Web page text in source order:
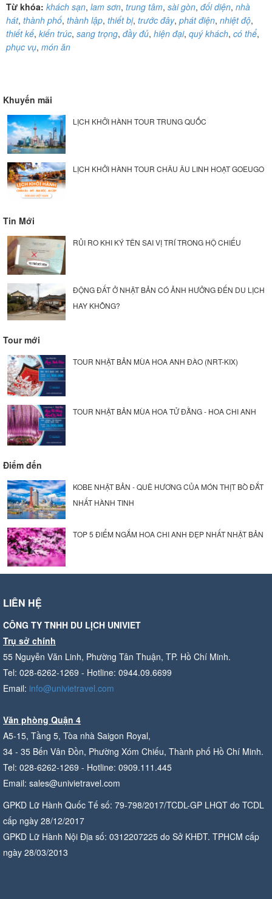
Từ khóa: khách sạn, lam sơn, trung tâm, sài gòn, đối diện, nhà
hát, thành phố, thành lập, thiết bị, trước đây, phát điện, nhiệt độ,
thiết kế, kiến trúc, sang trọng, đầy đủ, hiện đại, quý khách, có thể,
phục vụ, món ăn
Khuyến mãi
LỊCH KHỞI HÀNH TOUR TRUNG QUỐC
LỊCH KHỞI HÀNH TOUR CHÂU ÂU LINH HOẠT GOEUGO
Tin Mới
RỦI RO KHI KÝ TÊN SAI VỊ TRÍ TRONG HỘ CHIẾU
ĐỘNG ĐẤT Ở NHẬT BẢN CÓ ẢNH HƯỞNG ĐẾN DU LỊCH
HAY KHÔNG?
Tour mới
TOUR NHẬT BẢN MÙA HOA ANH ĐÀO (NRT-KIX)
TOUR NHẬT BẢN MÙA HOA TỬ ĐẰNG - HOA CHI ANH
Điểm đến
KOBE NHẬT BẢN - QUÊ HƯƠNG CỦA MÓN THỊT BÒ ĐẮT
NHẤT HÀNH TINH
TOP 5 ĐIỂM NGẮM HOA CHI ANH ĐẸP NHẤT NHẬT BẢN
LIÊN HỆ
CÔNG TY TNHH DU LỊCH UNIVIET
Trụ sở chính
55 Nguyễn Văn Linh, Phường Tân Thuận, TP. Hồ Chí Minh.
Tel: 028-6262-1269 - Hotline: 0944.09.6699
Email: info@univietravel.com
Văn phòng Quận 4
A5-15, Tầng 5, Tòa nhà Saigon Royal,
34 - 35 Bến Vân Đồn, Phường Xóm Chiếu, Thành phố Hồ Chí Minh.
Tel: 028-6262-1269 - Hotline: 0909.111.445
Email: sales@univietravel.com
GPKD Lữ Hành Quốc Tế số: 79-798/2017/TCDL-GP LHQT do TCDL
cấp ngày 28/12/2017
GPKD Lữ Hành Nội Địa số: 0312207225 do Sở KHĐT. TPHCM cấp
ngày 28/03/2013